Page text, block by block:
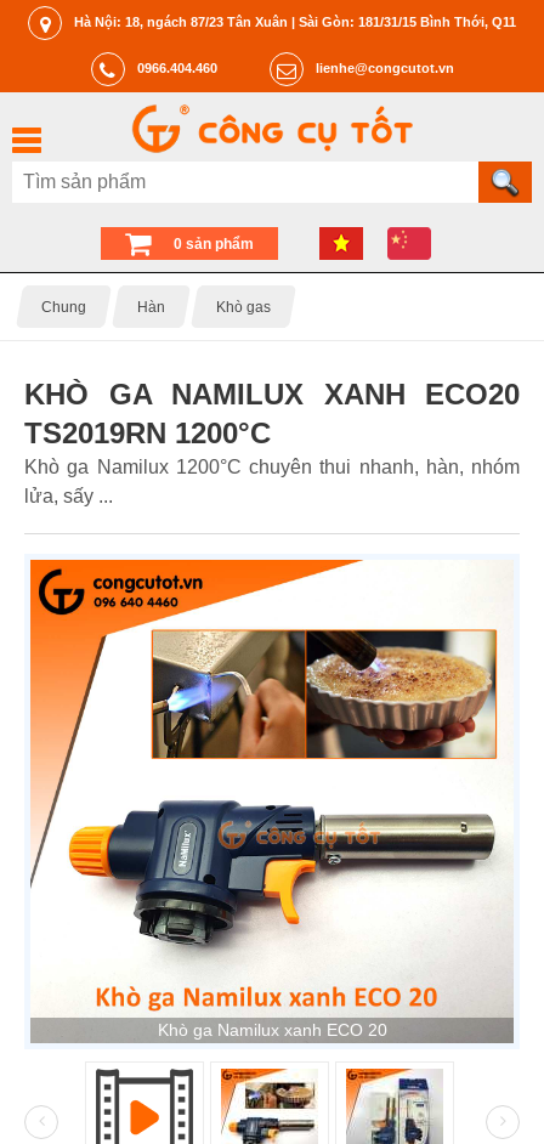
Hà Nội: 18, ngách 87/23 Tân Xuân | Sài Gòn: 181/31/15 Bình Thới, Q11
0966.404.460 lienhe@congcutot.vn
0 sản phẩm
Chung Hàn Khò gas
KHÒ GA NAMILUX XANH ECO20
TS2019RN 1200°C
Khò ga Namilux 1200°C chuyên thui nhanh, hàn, nhóm
lửa, sấy ...
Khò ga Namilux xanh ECO 20